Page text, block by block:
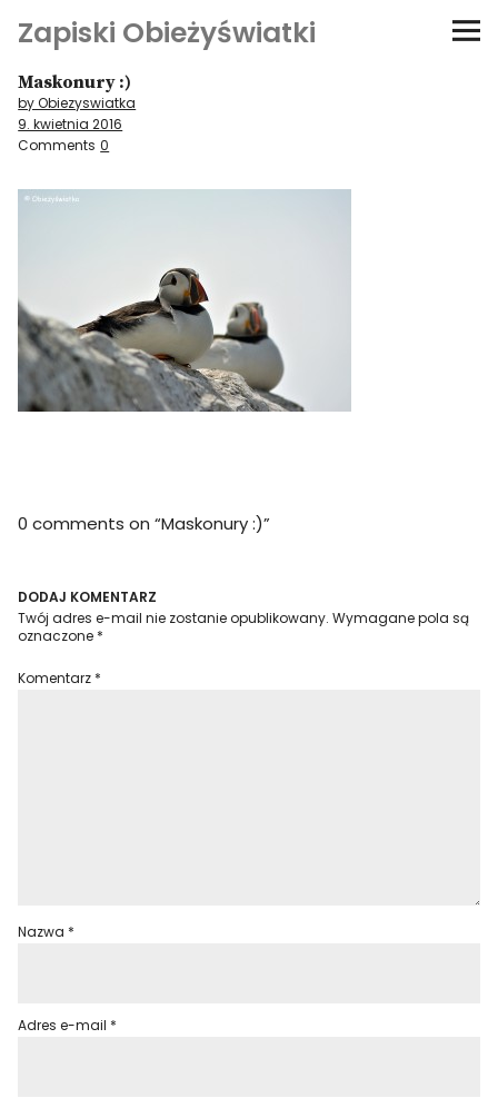
Zapiski Obieżyświatki
Podróże
Kultura i sztuka
Kątem oka
Niezwyczajne ściany
Dom na kółkach
Maskonury :)
by Obiezyswiatka
9. kwietnia 2016
Comments 0
0 comments on “Maskonury :)”
DODAJ KOMENTARZ
Twój adres e-mail nie zostanie opublikowany. Wymagane pola są
oznaczone *
Komentarz *
Nazwa *
Adres e-mail *